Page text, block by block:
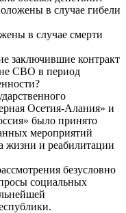
в случае гибели
в случае смерти
заключившие контракт
СВО в период
Осетия-Алания» и
было принято
мероприятий
жизни и реабилитации
безусловно
социальных